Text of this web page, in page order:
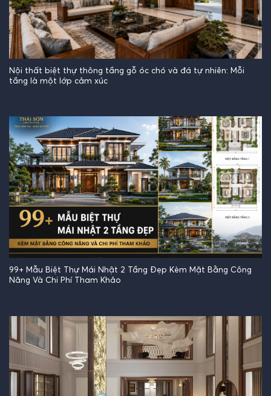
Nội thất biệt thự thông tầng gỗ óc chó và đá tự nhiên: Mỗi
tầng là một lớp cảm xúc
99+ Mẫu Biệt Thự Mái Nhật 2 Tầng Đẹp Kèm Mặt Bằng Công
Năng Và Chi Phí Tham Khảo